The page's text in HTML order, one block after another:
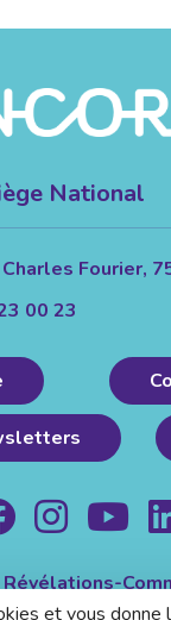
National
Fourier,
00 23
Révélations-
| Politique de
et vous donne